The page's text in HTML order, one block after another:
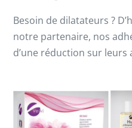
Besoin de dilatateurs ?
notre partenaire, nos
d’une réduction sur leurs